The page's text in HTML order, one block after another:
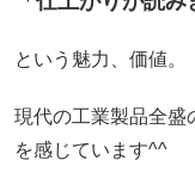
という魅力、価値。
現代の工業製品全盛
を感じています^^